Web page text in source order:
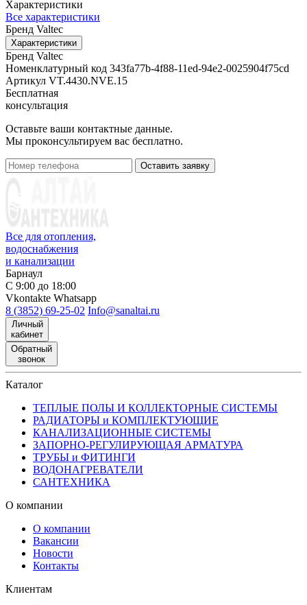
Характеристики
Все характеристики
Бренд Valtec
Характеристики
Бренд Valtec
Номенклатурный код 343fa77b-4f88-11ed-94e2-0025904f75cd
Артикул VT.4430.NVE.15
Бесплатная
консультация
Оставьте ваши контактные данные.
Мы проконсультируем вас бесплатно.
Оставить заявку
Все для отопления,
водоснабжения
и канализации
Барнаул
С 9:00 до 18:00
Vkontakte Whatsapp
8 (3852) 69-25-02 Info@sanaltai.ru
Личный
кабинет
Обратный
звонок
Каталог
ТЕПЛЫЕ ПОЛЫ И КОЛЛЕКТОРНЫЕ СИСТЕМЫ
РАДИАТОРЫ и КОМПЛЕКТУЮЩИЕ
КАНАЛИЗАЦИОННЫЕ СИСТЕМЫ
ЗАПОРНО-РЕГУЛИРУЮЩАЯ АРМАТУРА
ТРУБЫ и ФИТИНГИ
ВОДОНАГРЕВАТЕЛИ
САНТЕХНИКА
О компании
О компании
Вакансии
Новости
Контакты
Клиентам